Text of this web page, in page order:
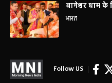
बागेश्वर धाम के
भारत
Follow US